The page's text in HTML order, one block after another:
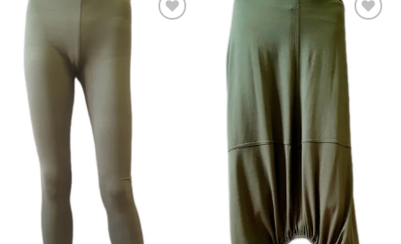
Toevoegen
aan
wenslijst